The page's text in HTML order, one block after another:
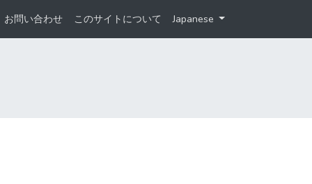
お問い合わせ このサイトについて Japanese